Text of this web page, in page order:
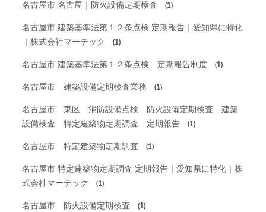
名古屋市 名古屋｜防火設備定期検査 (1)
名古屋市 建築基準法第１２条点検 定期報告｜愛知県に特化
｜株式会社マーテック
(1)
名古屋市 建築基準法第１２条点検 定期報告制度 (1)
名古屋市 建築設備定期検査業務 (1)
名古屋市 東区 消防設備点検 防火設備定期検査 建築
設備検査 特定建築物定期調査 定期報告
(1)
名古屋市 特定建築物定期調査 (1)
名古屋市 特定建築物定期調査 定期報告｜愛知県に特化｜株
式会社マーテック
(1)
名古屋市 防火設備定期検査 (1)